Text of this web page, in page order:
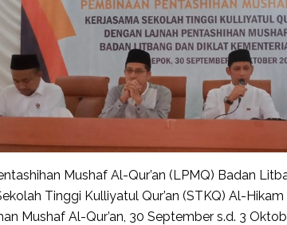
Mushaf Al-Qur’an (LPMQ) Badan
Tinggi Kulliyatul Qur’an (STKQ) Al-
Mushaf Al-Qur’an, 30 September s.d. 3